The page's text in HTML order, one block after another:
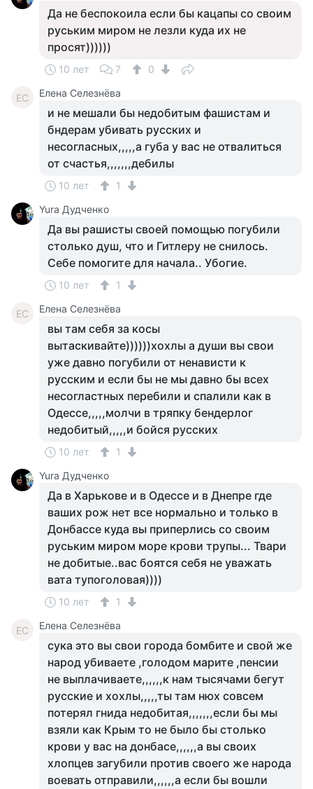
Да не беспокоила если бы кацапы со своим
руським миром не лезли куда их не
просят))))))
10 лет 7 0
ЕС Елена Селезнёва
и не мешали бы недобитым фашистам и
бндерам убивать русских и
несогласных,,,,,а губа у вас не отвалиться
от счастья,,,,,,,дебилы
10 лет
1
Yura Дудченко
Да вы рашисты своей помощью погубили
столько душ, что и Гитлеру не снилось.
Себе помогите для начала.. Убогие.
10 лет 1
ЕС Елена Селезнёва
вы там себя за косы
вытаскивайте))))))хохлы а души вы свои
уже давно погубили от ненависти к
русским и если бы не мы давно бы всех
несогластных перебили и спалили как в
Одессе,,,,,молчи в тряпку бендерлог
недобитый,,,,,и бойся русских
10 лет
1
Yura Дудченко
Да в Харькове и в Одессе и в Днепре где
ваших рож нет все нормально и только в
Донбассе куда вы приперлись со своим
руським миром море крови трупы... Твари
не добитые..вас боятся себя не уважать
вата тупоголовая))))
10 лет 1
ЕС Елена Селезнёва
сука это вы свои города бомбите и свой же
народ убиваете ,голодом марите ,пенсии
не выплачиваете,,,,,,к нам тысячами бегут
русские и хохлы,,,,,ты там нюх совсем
потерял гнида недобитая,,,,,,,если бы мы
взяли как Крым то не было бы столько
крови у вас на донбасе,,,,,,а вы своих
хлопцев загубили против своего же народа
воевать отправили,,,,,,а если бы вошли